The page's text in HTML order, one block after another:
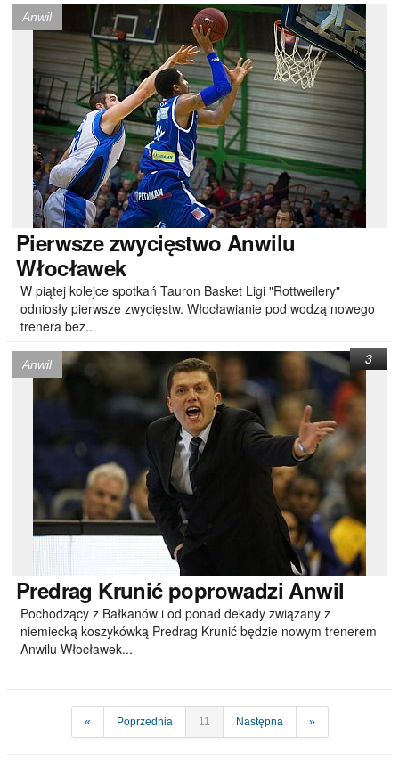
Anwil
Pierwszezwycięstwo Anwilu
Włocławek
W piątej kolejce spotkań Tauron Basket Ligi "Rottweilery"
odniosły pierwsze zwycięstw. Włocławianie pod wodzą nowego
trenera bez..
Anwil
Predrag Krunić poprowadzi Anwil
Pochodzący z Bałkanów i od ponad dekady związany z
niemiecką koszykówką Predrag Krunić będzie nowym trenerem
Anwilu Włocławek...
3
« Poprzednia 11 Następna »